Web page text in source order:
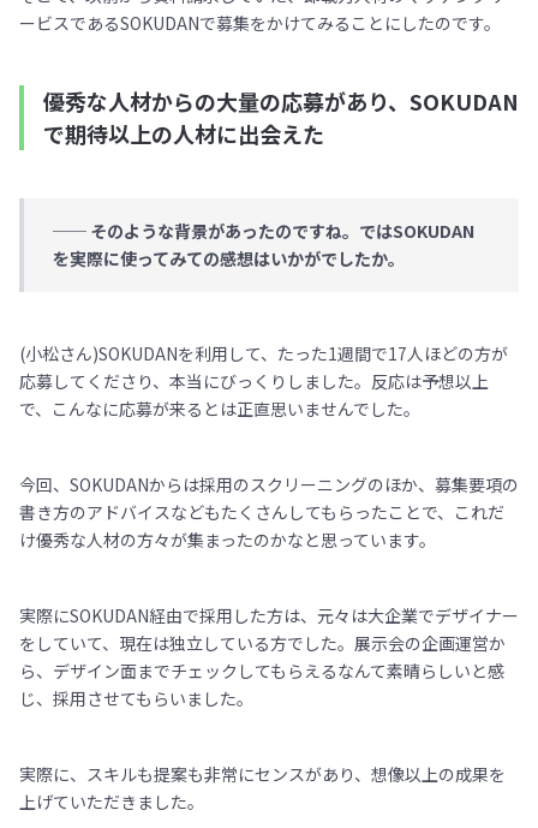
ービスであるSOKUDANで募集をかけてみることにしたのです。
優秀な人材からの大量の応募があり、SOKUDAN
で期待以上の人材に出会えた
── そのような背景があったのですね。ではSOKUDAN
を実際に使ってみての感想はいかがでしたか。
(小松さん)SOKUDANを利用して、たった1週間で17人ほどの方が
応募してくださり、本当にびっくりしました。反応は予想以上
で、こんなに応募が来るとは正直思いませんでした。
今回、SOKUDANからは採用のスクリーニングのほか、募集要項の
書き方のアドバイスなどもたくさんしてもらったことで、これだ
け優秀な人材の方々が集まったのかなと思っています。
実際にSOKUDAN経由で採用した方は、元々は大企業でデザイナー
をしていて、現在は独立している方でした。展示会の企画運営か
ら、デザイン面までチェックしてもらえるなんて素晴らしいと感
じ、採用させてもらいました。
実際に、スキルも提案も非常にセンスがあり、想像以上の成果を
上げていただきました。